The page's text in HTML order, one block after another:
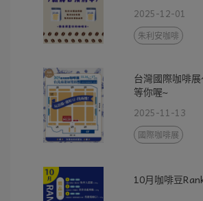
2025-12-01
朱利安咖啡
台灣國際咖啡
等你喔~
2025-11-13
國際咖啡展
10月咖啡豆